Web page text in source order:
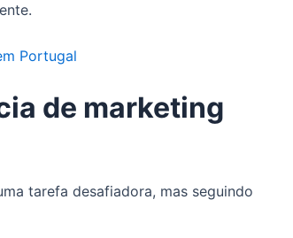
Portugal
de marketing
tarefa desafiadora, mas seguindo